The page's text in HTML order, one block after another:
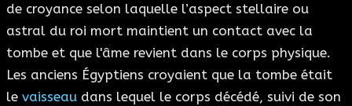
de croyance selon laquelle l’aspect stellaire ou
astral du roi mort maintient un contact avec la
tombe et que l'âme revient dans le corps physique.
Les anciens Égyptiens croyaient que la tombe était
le vaisseau dans lequel le corps décédé, suivi de son